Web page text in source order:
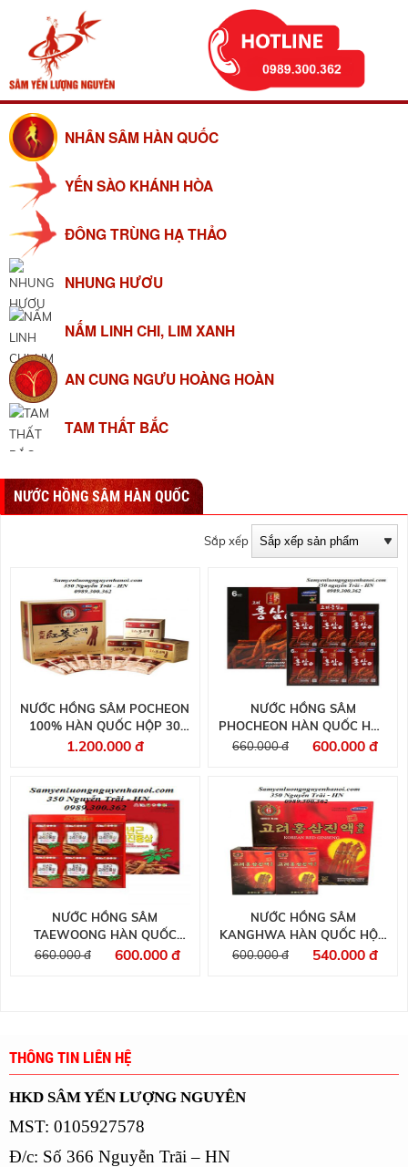
NHÂN SÂM HÀN QUỐC
YẾN SÀO KHÁNH HÒA
ĐÔNG TRÙNG HẠ THẢO
NHUNG HƯƠU
NẤM LINH CHI, LIM XANH
AN CUNG NGƯU HOÀNG HOÀN
TAM THẤT BẮC
NƯỚC HỒNG SÂM HÀN QUỐC
Sắp xếp
NƯỚC HỒNG SÂM POCHEON
100% HÀN QUỐC HỘP 30
GÓI
1.200.000 đ
NƯỚC HỒNG SÂM
PHOCHEON HÀN QUỐC HỘP
30 GÓI
660.000 đ 600.000 đ
NƯỚC HỒNG SÂM
TAEWOONG HÀN QUỐC
HỘP 30 GÓI
660.000 đ 600.000 đ
NƯỚC HỒNG SÂM
KANGHWA HÀN QUỐC HỘP
30 GÓI
600.000 đ 540.000 đ
THÔNG TIN LIÊN HỆ
HKD SÂM YẾN LƯỢNG NGUYÊN
MST: 0105927578
Đ/c: Số 366 Nguyễn Trãi – HN